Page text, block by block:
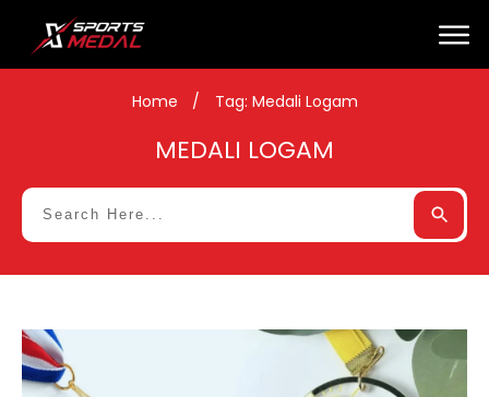
Home / Tag: Medali Logam
MEDALI LOGAM